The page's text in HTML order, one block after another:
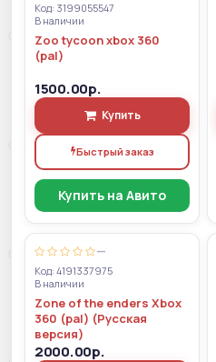
Код: 3199055547
В наличии
Zoo tycoon xbox 360
(pal)
1500.00р.
Купить
Быстрый заказ
Купить на Авито
—
Код: 4191337975
В наличии
Zone of the enders Xbox
360 (pal) (Русская
версия)
2000.00р.